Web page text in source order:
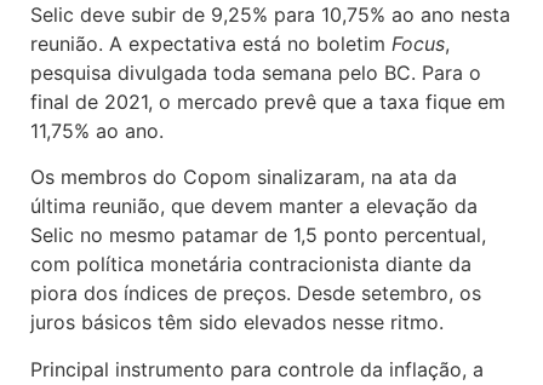
Selic deve subir de 9,25% para 10,75% ao ano nesta
reunião. A expectativa está no boletim Focus,
pesquisa divulgada toda semana pelo BC. Para o
final de 2021, o mercado prevê que a taxa fique em
11,75% ao ano.
Os membros do Copom sinalizaram, na ata da
última reunião, que devem manter a elevação da
Selic no mesmo patamar de 1,5 ponto percentual,
com política monetária contracionista diante da
piora dos índices de preços. Desde setembro, os
juros básicos têm sido elevados nesse ritmo.
Principal instrumento para controle da inflação, a